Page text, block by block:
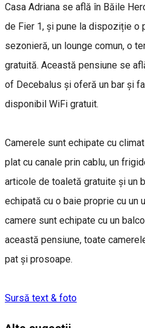
Casa Adriana se află în Băile
de Fier 1, și pune la dispoziție o
sezonieră, un lounge comun, o
gratuită. Această pensiune se
of Decebalus și oferă un bar și
disponibil WiFi gratuit.
Camerele sunt echipate cu
plat cu canale prin cablu, un
articole de toaletă gratuite și un
echipată cu o baie proprie cu un
camere sunt echipate cu un
această pensiune, toate
pat și prosoape.
Sursă text & foto